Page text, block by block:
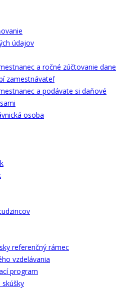
údajov
a ročné zúčtovanie dane
zamestnávateľ
a podávate si daňové
osoba
referenčný rámec
vzdelávania
program